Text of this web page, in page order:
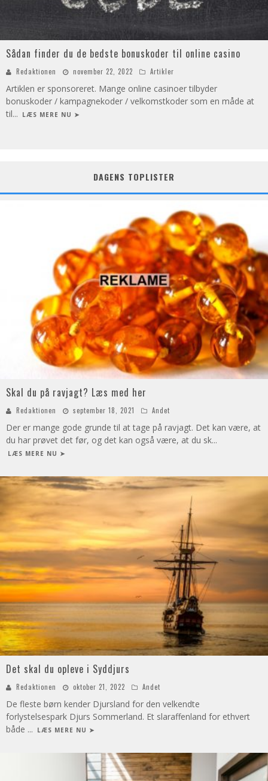
Sådan finder du de bedste bonuskoder til online casino
Redaktionen november 22, 2022 Artikler
Artiklen er sponsoreret. Mange online casinoer tilbyder
bonuskoder / kampagnekoder / velkomstkoder som en måde at
til... LÆS MERE NU ➤
DAGENS TOPLISTER
Skal du på ravjagt? Læs med her
Redaktionen september 18, 2021 Andet
Der er mange gode grunde til at tage på ravjagt. Det kan være, at
du har prøvet det før, og det kan også være, at du sk...
LÆS MERE NU ➤
Det skal du opleve i Syddjurs
Redaktionen oktober 21, 2022 Andet
De fleste børn kender Djursland for den velkendte
forlystelsespark Djurs Sommerland. Et slaraffenland for ethvert
både ... LÆS MERE NU ➤